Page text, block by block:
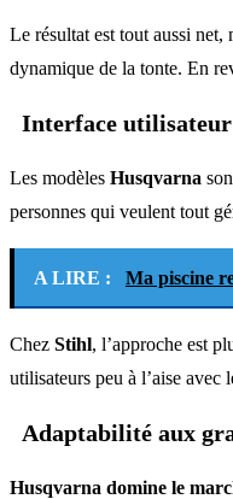
Le résultat est tout aussi net,
dynamique de la tonte. En
Interface
Les modèles Husqvarna
personnes qui veulent tout
A LIRE : Ma piscine
Chez Stihl, l’approche est
utilisateurs peu à l’aise
Adaptabilité aux
Husqvarna domine le